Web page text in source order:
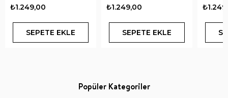
₺1.249,00
SEPETE EKLE
₺1.249,00
SEPETE EKLE
Popüler Kategoriler